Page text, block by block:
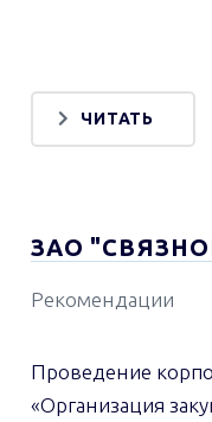
ЧИТАТЬ
ЗАО
Рекомендации
Проведение
«Организация